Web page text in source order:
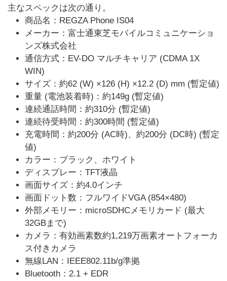
主なスペックは次の通り。
商品名：REGZA Phone IS04
メーカー：富士通東芝モバイルコミュニケーショ
ンズ株式会社
通信方式：EV-DO マルチキャリア (CDMA 1X
WIN)
サイズ：約62 (W) ×126 (H) ×12.2 (D) mm (暫定値)
重量 (電池装着時)：約149g (暫定値)
連続通話時間：約310分 (暫定値)
連続待受時間：約300時間 (暫定値)
充電時間：約200分 (AC時)、約200分 (DC時) (暫定
値)
カラー：ブラック、ホワイト
ディスプレー：TFT液晶
画面サイズ：約4.0インチ
画面ドット数：フルワイドVGA (854×480)
外部メモリー：microSDHCメモリカード (最大
32GBまで)
カメラ：有効画素数約1,219万画素オートフォーカ
ス付きカメラ
無線LAN：IEEE802.11b/g準拠
Bluetooth：2.1 + EDR